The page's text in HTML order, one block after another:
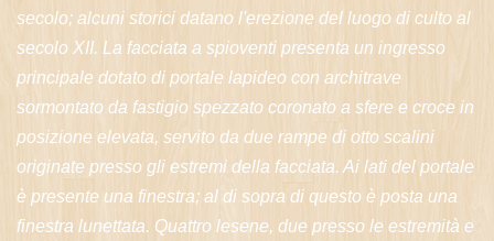
secolo; alcuni storici datano l'erezione del luogo di culto al
secolo XII. La facciata a spioventi presenta un ingresso
principale dotato di portale lapideo con architrave
sormontato da fastigio spezzato coronato a sfere e croce in
posizione elevata, servito da due rampe di otto scalini
originate presso gli estremi della facciata. Ai lati del portale
è presente una finestra; al di sopra di questo è posta una
finestra lunettata. Quattro lesene, due presso le estremità e